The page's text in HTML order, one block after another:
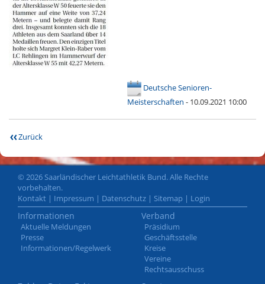
Deutsche Senioren-
Meisterschaften - 10.09.2021 10:00
Zurück
© 2026 Saarländischer Leichtathletik Bund. Alle Rechte
vorbehalten.
Kontakt | Impressum | Datenschutz | Sitemap | Login
Informationen
Aktuelle Meldungen
Presse
Informationen/Regelwerk
Verband
Präsidium
Geschäftsstelle
Kreise
Vereine
Rechtsausschuss